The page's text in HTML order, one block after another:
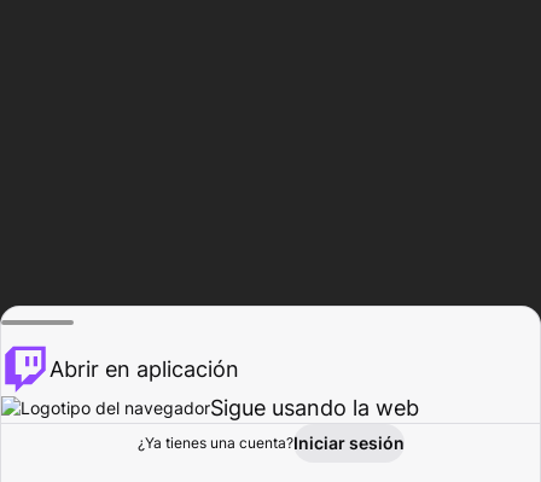
Explorar Actividad
Abrir en aplicación
Sigue usando la web
¿Ya tienes una cuenta?Iniciar sesión